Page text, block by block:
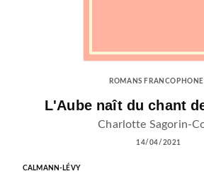
ROMANS
L'Aube naît du chant
Charlotte Sagorin-
14/04/2021
CALMANN-LÉVY